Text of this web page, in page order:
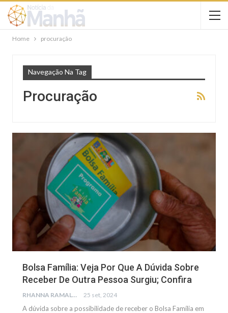
Home procuração
Navegação Na Tag
Procuração
Bolsa Família: Veja Por Que A Dúvida Sobre
Receber De Outra Pessoa Surgiu; Confira
RHANNA RAMALHO 25 set, 2024
A dúvida sobre a possibilidade de receber o Bolsa Família em